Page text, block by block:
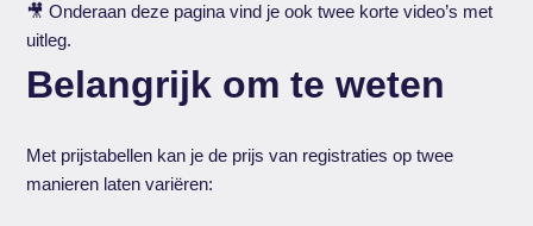
🎥 Onderaan deze pagina vind je ook twee korte video’s met
uitleg.
Belangrijk om te weten
Met prijstabellen kan je de prijs van registraties op twee
manieren laten variëren: